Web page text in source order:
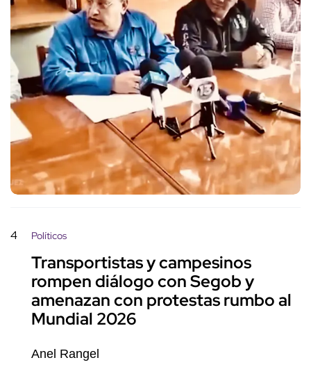
4 Políticos
Transportistas y campesinos
rompen diálogo con Segob y
amenazan con protestas rumbo al
Mundial 2026
Anel Rangel